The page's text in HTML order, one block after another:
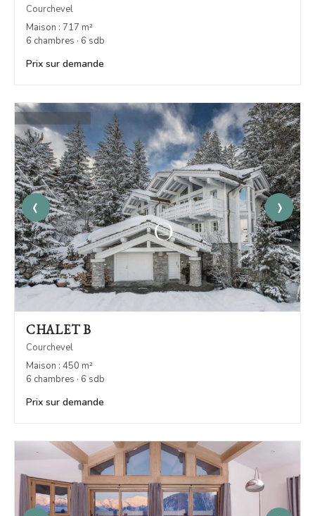
Courchevel
Maison : 717 m²
6 chambres · 6 sdb
Prix sur demande
‹ ›
CHALET B
Courchevel
Maison : 450 m²
6 chambres · 6 sdb
Prix sur demande